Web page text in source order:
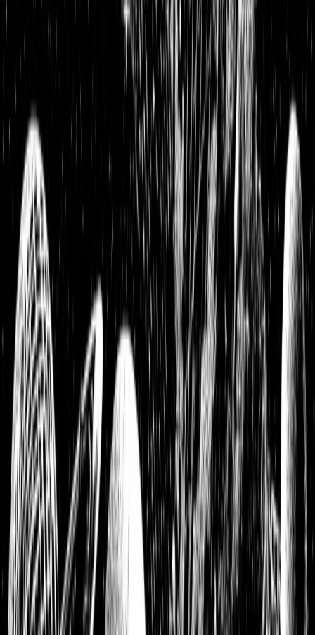
BASF Update — Kann der deutsche Chemieriese wieder zu
alten Höhen kommen und Aktionären eine gute Rendite
liefern?